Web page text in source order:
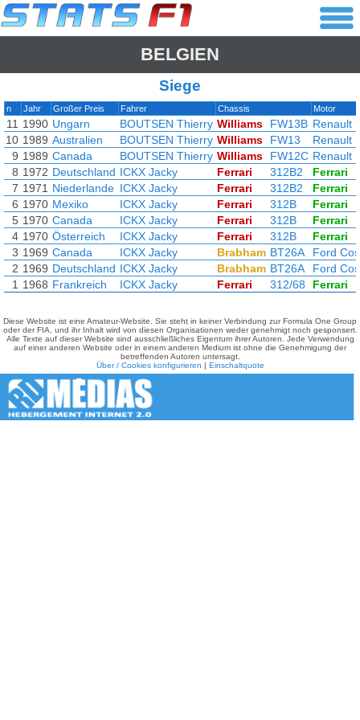
BELGIEN
Siege
n Jahr Großer Preis Fahrer Chassis Motor
11 1990 Ungarn BOUTSEN Thierry Williams FW13B Renault
10 1989 Australien BOUTSEN Thierry Williams FW13
Renault
9 1989 Canada BOUTSEN Thierry Williams FW12C Renault
8 1972 Deutschland ICKX Jacky Ferrari 312B2
Ferrari
7 1971 Niederlande ICKX Jacky Ferrari 312B2
Ferrari
6 1970 Mexiko ICKX Jacky Ferrari 312B
Ferrari
5 1970 Canada ICKX Jacky Ferrari 312B
Ferrari
4 1970 Österreich ICKX Jacky Ferrari 312B
Ferrari
3 1969 Canada ICKX Jacky Brabham BT26A
Ford
2 1969 Deutschland ICKX Jacky Brabham BT26A
Ford
1 1968 Frankreich ICKX Jacky Ferrari 312/68 Ferrari
Diese Website ist eine Amateur-Website. Sie steht in keiner Verbindung zur Formula One Group
oder der FIA, und ihr Inhalt wird von diesen Organisationen weder genehmigt noch gesponsert.
Alle Texte auf dieser Website sind ausschließliches Eigentum ihrer Autoren. Jede Verwendung
auf einer anderen Website oder in einem anderen Medium ist ohne die Genehmigung der
betreffenden Autoren untersagt.
Über / Cookies konfigurieren | Einschaltquote